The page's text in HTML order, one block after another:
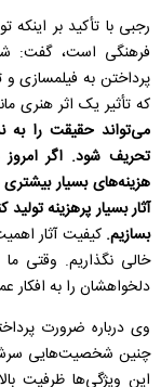
رجبی با تأکید بر
فرهنگی است، گفت:
پرداختن به فیلمسازی و
که تأثیر یک اثر هنری
می‌تواند حقیقت را به
تحریف شود. اگر امروز
هزینه‌های بسیار بیشتری
آثار بسیار پرهزینه
بسازیم.کیفیت آثار
خالی نگذاریم. وقتی
دلخواهشان را به افکار
وی درباره ضرورت
چنین شخصیت‌هایی
این ویژگی‌ها ظرفیت